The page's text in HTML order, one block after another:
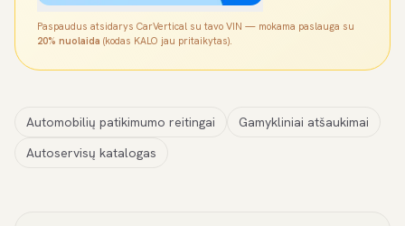
Paspaudus atsidarys CarVertical su tavo VIN — mokama paslauga su
20% nuolaida (kodas KALO jau pritaikytas).
Automobilių patikimumo reitingai
Gamykliniai atšaukimai
Autoservisų katalogas